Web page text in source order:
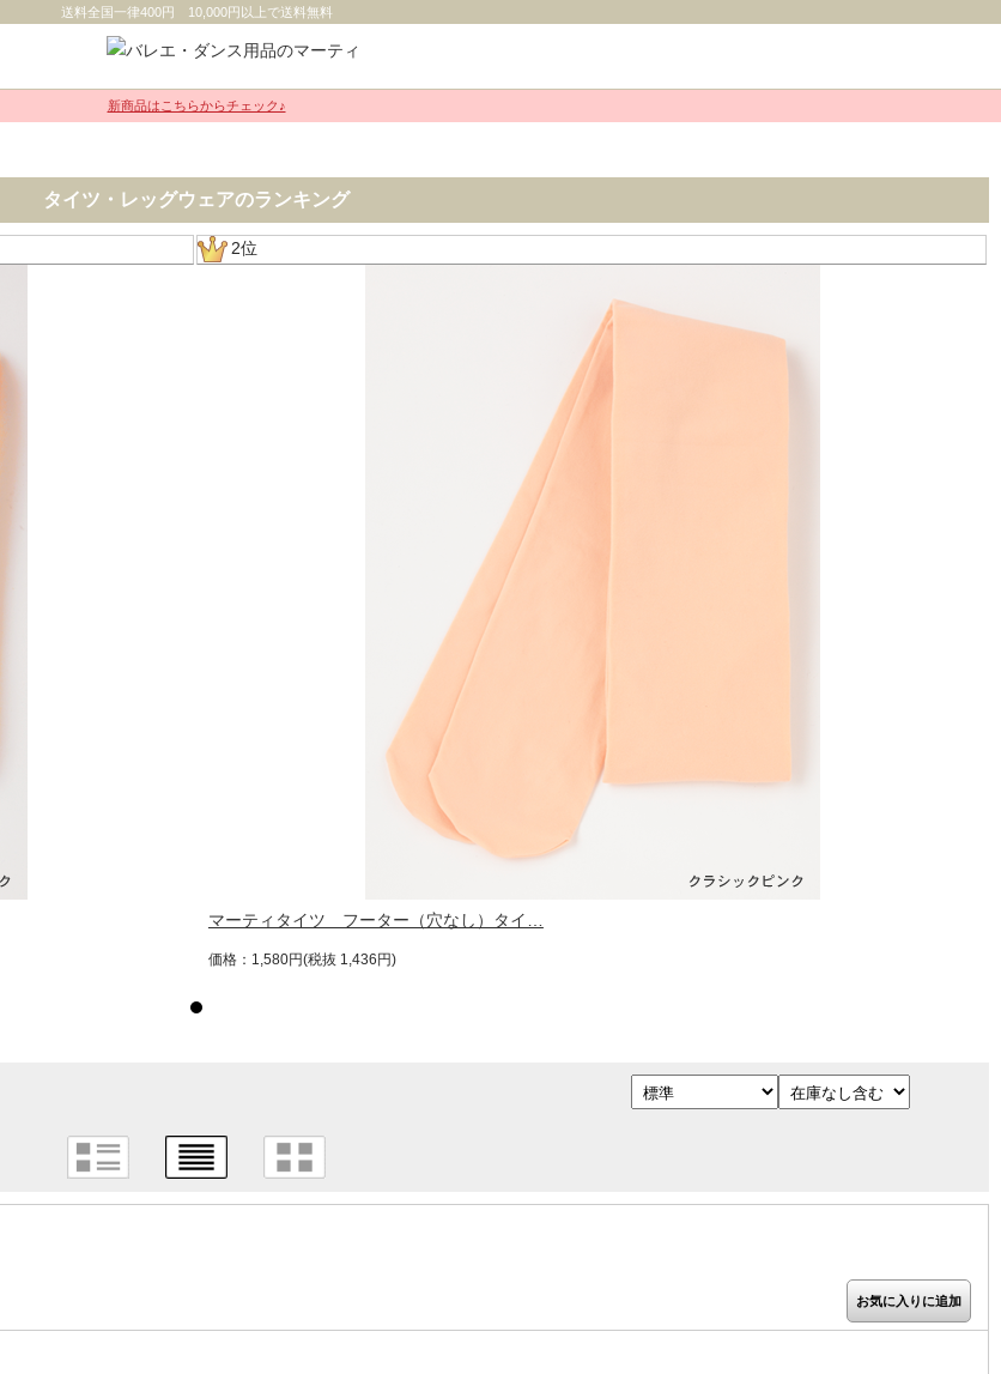
送料全国一律400円 10,000円以上で送料無料
新商品はこちらからチェック♪
タイツ・レッグウェアのランキング
2位
マーティタイツ フーター（穴なし）タイ…
価格：1,580円(税抜 1,436円)